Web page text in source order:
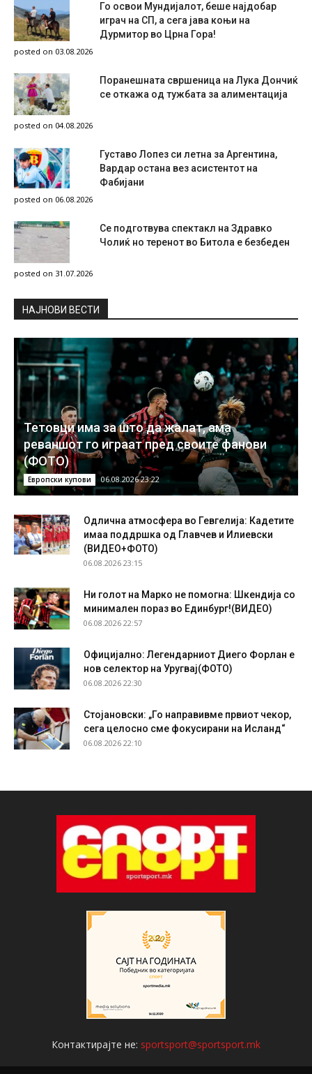
Го освои Мундијалот, беше најдобар
играч на СП, а сега јава коњи на
Дурмитор во Црна Гора!
posted on 03.08.2026
Поранешната свршеница на Лука Дончиќ
се откажа од тужбата за алиментација
posted on 04.08.2026
Густаво Лопез си летна за Аргентина,
Вардар остана вез асистентот на
Фабијани
posted on 06.08.2026
Се подготвува спектакл на Здравко
Чолиќ но теренот во Битола е безбеден
posted on 31.07.2026
НAЈНОВИ ВЕСТИ
Тетовци има за што да жалат, ама
реваншот го играат пред своите фанови
(ФОТО)
Европски купови 06.08.2026 23:22
Одлична атмосфера во Гевгелија: Кадетите
имаа поддршка од Главчев и Илиевски
(ВИДЕО+ФОТО)
06.08.2026 23:15
Ни голот на Марко не помогна: Шкендија со
минимален пораз во Единбург!(ВИДЕО)
06.08.2026 22:57
Официјално: Легендарниот Диего Форлан е
нов селектор на Уругвај(ФОТО)
06.08.2026 22:30
Стојановски: „Го направивме првиот чекор,
сега целосно сме фокусирани на Исланд“
06.08.2026 22:10
Контактирајте не: sportsport@sportsport.mk